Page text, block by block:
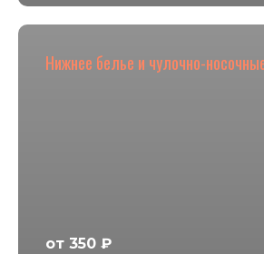
Нижнее белье и чулочно-
от 350 ₽